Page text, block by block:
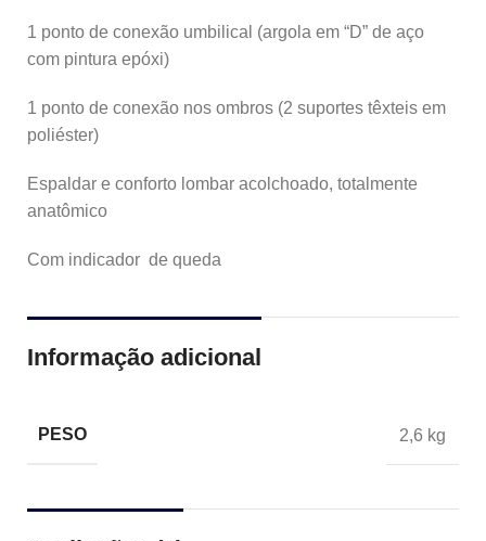
1 ponto de conexão umbilical (argola em “D” de aço
com pintura epóxi)
1 ponto de conexão nos ombros (2 suportes têxteis em
poliéster)
Espaldar e conforto lombar acolchoado, totalmente
anatômico
Com indicador de queda
Informação adicional
PESO 2,6 kg